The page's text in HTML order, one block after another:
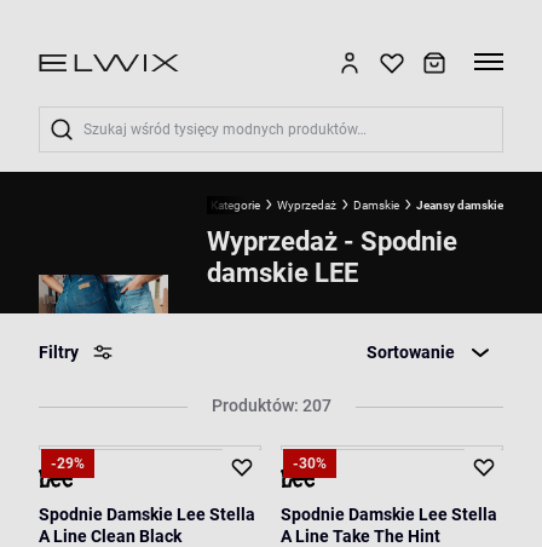
Wyszukaj
Kategorie Wyprzedaż Damskie Jeansy damskie
Wyprzedaż - Spodnie
damskie LEE
Filtry Sortowanie
Produktów: 207
-29%
Spodnie Damskie Lee Stella
A Line Clean Black
-30%
Spodnie Damskie Lee Stella
A Line Take The Hint